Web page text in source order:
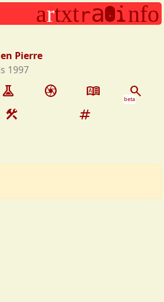
experiment camera dictionary search
beta
construction tag
artxtra.info
Pierre
1997